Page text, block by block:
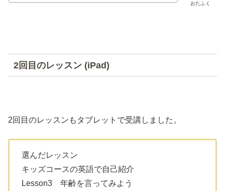
おたふく
2回目のレッスン (iPad)
2回目のレッスンもタブレットで受講しました。
選んだレッスン
キッズコースの英語で自己紹介
Lesson3 年齢を言ってみよう